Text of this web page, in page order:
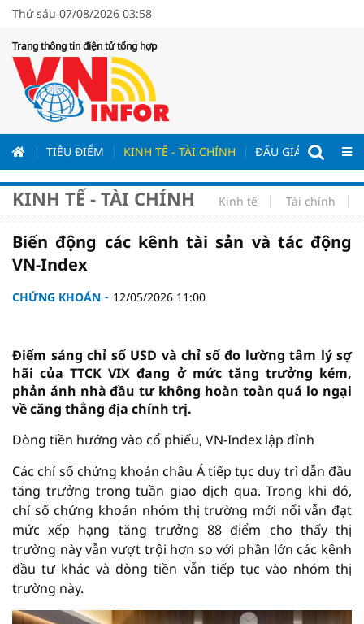
Thứ sáu 07/08/2026 03:58
Trang thông tin điện tử tổng hợp
TIÊU ĐIỂM KINH TẾ - TÀI CHÍNH ĐẤU GIÁ - ĐẤU
KINH TẾ - TÀI CHÍNH Kinh tế Tài chính
Biến động các kênh tài sản và tác động
VN-Index
CHỨNG KHOÁN 12/05/2026 11:00
Điểm sáng chỉ số USD và chỉ số đo lường tâm lý sợ
hãi của TTCK VIX đang ở mức tăng trưởng kém,
phản ánh nhà đầu tư không hoàn toàn quá lo ngại
về căng thẳng địa chính trị.
Dòng tiền hướng vào cổ phiếu, VN-Index lập đỉnh
Các chỉ số chứng khoán châu Á tiếp tục duy trì dẫn đầu
tăng trưởng trong tuần giao dịch qua. Trong khi đó,
chỉ số chứng khoán nhóm thị trường mới nổi vẫn đạt
mức xếp hạng tăng trưởng 88 điểm cho thấy thị
trường này vẫn vượt trội hơn so với phần lớn các kênh
đầu tư khác và dòng tiền vẫn tiếp tục vào nhóm thị
trường này.